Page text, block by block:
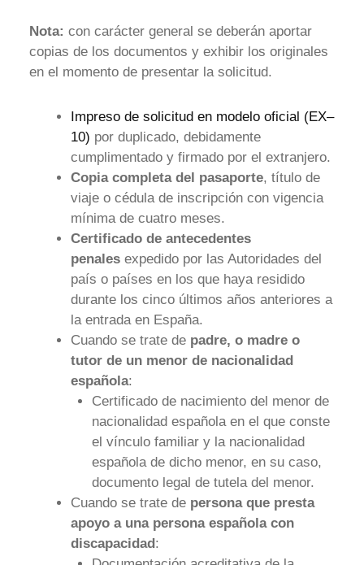
Nota: con carácter general se deberán aportar
copias de los documentos y exhibir los originales
en el momento de presentar la solicitud.
Impreso de solicitud en modelo oficial (EX–
10) por duplicado, debidamente
cumplimentado y firmado por el extranjero.
Copia completa del pasaporte, título de
viaje o cédula de inscripción con vigencia
mínima de cuatro meses.
Certificado de antecedentes
penales expedido por las Autoridades del
país o países en los que haya residido
durante los cinco últimos años anteriores a
la entrada en España.
Cuando se trate de padre, o madre o
tutor de un menor de nacionalidad
española:
Certificado de nacimiento del menor de
nacionalidad española en el que conste
el vínculo familiar y la nacionalidad
española de dicho menor, en su caso,
documento legal de tutela del menor.
Cuando se trate de persona que presta
apoyo a una persona española con
discapacidad: